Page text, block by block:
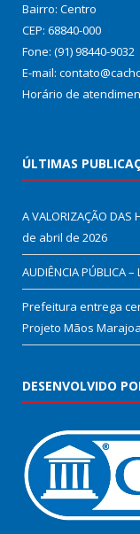
Bairro: Centro
CEP: 68840-000
Fone: (91) 98440-9032
E-mail:
Horário de
ÚLTIMAS
A VALORIZAÇÃO DAS
de abril de 2026
AUDIÊNCIA PÚBLICA –
Prefeitura entrega
Projeto Mãos
DESENVOLVIDO